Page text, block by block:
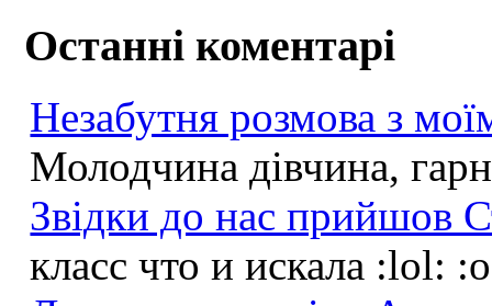
Останні коментарі
Незабутня розмова з
Молодчина дівчина,
Звідки до нас прийшов
класс что и искала :lol: